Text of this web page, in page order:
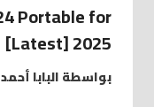
Portable for
[Latest] 2025
بواسطةالبابا